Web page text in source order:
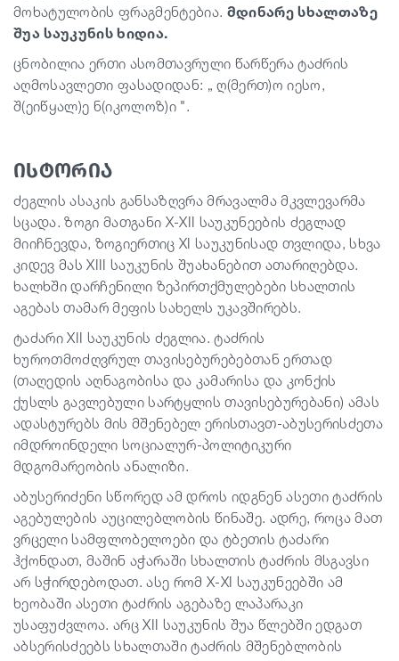
მოხატულობის ფრაგმენტებია. მდინარე სხალთაზე
შუა საუკუნის ხიდია.
ცნობილია ერთი ასომთავრული წარწერა ტაძრის
აღმოსავლეთი ფასადიდან: „ ღ(მერთ)ო იესო,
შ(ეიწყალ)ე ნ(იკოლოზ)ი ".
ისტორია
ძეგლის ასაკის განსაზღვრა მრავალმა მკვლევარმა
სცადა. ზოგი მათგანი X-XII საუკუნეების ძეგლად
მიიჩნევდა, ზოგიერთიც XI საუკუნისად თვლიდა, სხვა
კიდევ მას XIII საუკუნის შუახანებით ათარიღებდა.
ხალხში დარჩენილი ზეპირთქმულებები სხალთის
აგებას თამარ მეფის სახელს უკავშირებს.
ტაძარი XII საუკუნის ძეგლია. ტაძრის
ხუროთმოძღვრულ თავისებურებებთან ერთად
(თაღედის აღნაგობისა და კამარისა და კონქის
ქუსლს გავლებული სარტყლის თავისებურებანი) ამას
ადასტურებს მის მშენებელ ერისთავთ-აბუსერისძეთა
იმდროინდელი სოციალურ-პოლიტიკური
მდგომარეობის ანალიზი.
აბუსერიძენი სწორედ ამ დროს იდგნენ ასეთი ტაძრის
აგებულების აუცილებლობის წინაშე. ადრე, როცა მათ
ვრცელი სამფლობელოები და ტბეთის ტაძარი
ჰქონდათ, მაშინ აჭარაში სხალთის ტაძრის მსგავსი
არ სჭირდებოდათ. ასე რომ X-XI საუკუნეებში ამ
ხეობაში ასეთი ტაძრის აგებაზე ლაპარაკი
უსაფუძვლოა. არც XII საუკუნის შუა წლებში ედგათ
აბსერისძეებს სხალთაში ტაძრის მშენებლობის